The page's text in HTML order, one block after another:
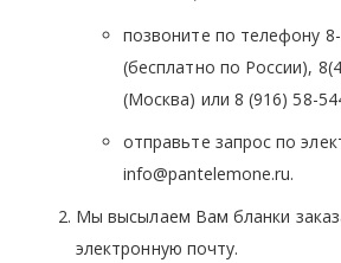
позвоните по телефону
(бесплатно по России),
(Москва) или 8 (916) 58-
отправьте запрос по
info@pantelemone.ru.
Мы высылаем Вам бланки
электронную почту.